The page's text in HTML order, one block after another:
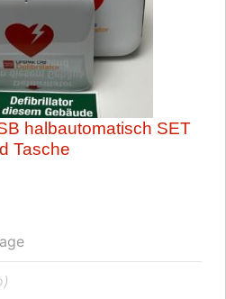
halbautomatisch SET
Tasche